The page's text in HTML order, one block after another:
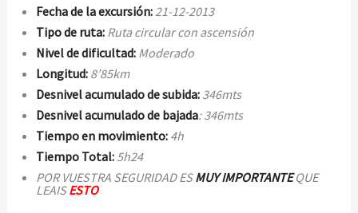
Fecha de la excursión: 21-12-2013
Tipo de ruta: Ruta circular con ascensión
Nivel de dificultad: Moderado
Longitud: 8’85km
Desnivel acumulado de subida: 346mts
Desnivel acumulado de bajada: 346mts
Tiempo en movimiento: 4h
Tiempo Total: 5h24
POR VUESTRA SEGURIDAD ESMUY IMPORTANTEQUE
LEAISESTO